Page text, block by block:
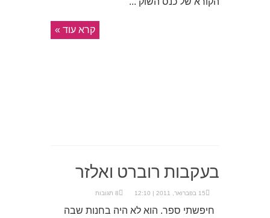
קרא עוד »
בעקבות רוברט ואלזר
15 בפברואר, 2011 | 12:10 8 תגובות
חיפשתי ספר. הוא לא היה בחנות שבה